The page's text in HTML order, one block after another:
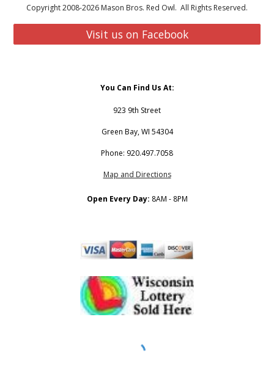
Copyright 2008-2026 Mason Bros. Red Owl. All Rights Reserved.
Visit us on Facebook
You Can Find Us At:
923 9th Street
Green Bay, WI 54304
Phone: 920.497.7058
Map and Directions
Open Every Day: 8AM - 8PM